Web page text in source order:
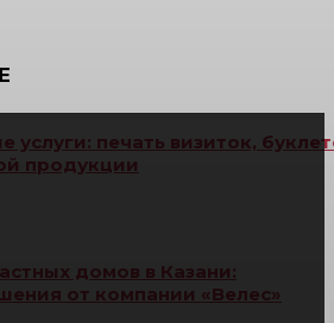
услуги: печать визиток,
продукции
домов в Казани:
от компании «Велес»